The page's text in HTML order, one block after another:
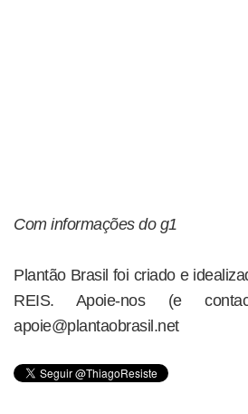
Com informações do g1
Plantão Brasil foi criado e
REIS. Apoie-nos (e
apoie@plantaobrasil.net